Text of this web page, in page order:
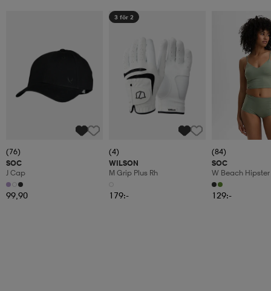
(76)
SOC
J Cap
99,90
3 för 2
(4)
WILSON
M Grip Plus Rh
179:-
(84)
SOC
W Beach Hipster
129:-